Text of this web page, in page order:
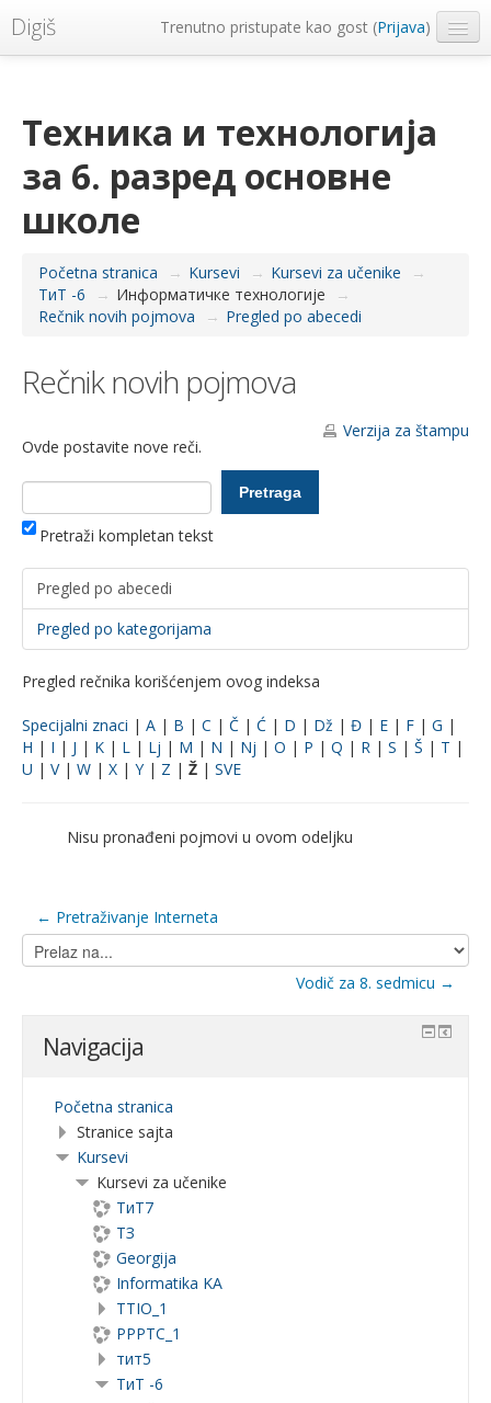
Digiš Trenutno pristupate kao gost (Prijava)
Техника и технологија
за 6. разред основне
школе
Početna stranica → Kursevi → Kursevi za učenike
→
ТиТ -6
→ Информатичке технологије
→
Rečnik novih pojmova
→ Pregled po abecedi
Rečnik novih pojmova
Verzija za štampu
Ovde postavite nove reči.
Pretraži kompletan tekst
Pregled po abecedi
Pregled po kategorijama
Pregled rečnika korišćenjem ovog indeksa
Specijalni znaci | A | B | C | Č | Ć | D | Dž | Đ | E | F | G |
H | I | J | K | L | Lj | M | N | Nj | O | P | Q | R | S | Š | T |
U | V| W | X | Y| Z | Ž | SVE
Nisu pronađeni pojmovi u ovom odeljku
← Pretraživanje Interneta
Prelaz
na...
Vodič za 8. sedmicu →
Navigacija
Početna stranica
Stranice sajta
Kursevi
Kursevi za učenike
ТиТ7
ТЗ
Georgija
Informatika KA
TTIO_1
PPPTC_1
тит5
ТиТ -6